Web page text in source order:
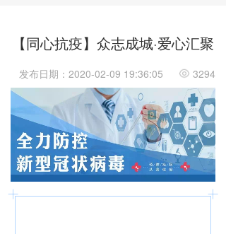
【同心抗疫】众志成城·爱心汇聚
发布日期：2020-02-09 19:36:05 3294
_
__ __